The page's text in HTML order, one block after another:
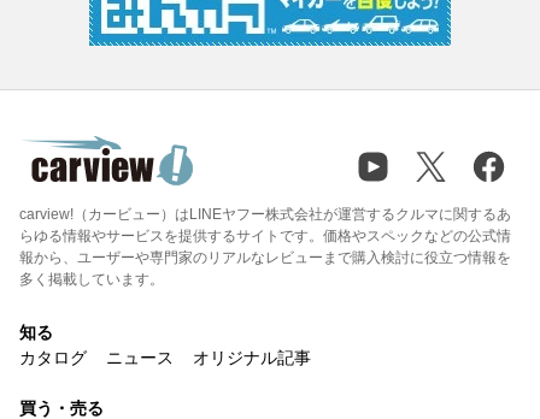
carview!（カービュー）はLINEヤフー株式会社が運営するクルマに関するあ
らゆる情報やサービスを提供するサイトです。価格やスペックなどの公式情
報から、ユーザーや専門家のリアルなレビューまで購入検討に役立つ情報を
多く掲載しています。
知る
カタログ
ニュース オリジナル記事
買う・売る